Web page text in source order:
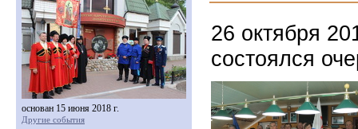
26 октября
состоялся
основан 15 июня 2018 г.
Другие события